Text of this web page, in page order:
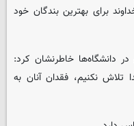
برای بهترین بندگان خود
دانشگاه‌ها خاطرنشان کرد:
نکنیم، فقدان آنان به